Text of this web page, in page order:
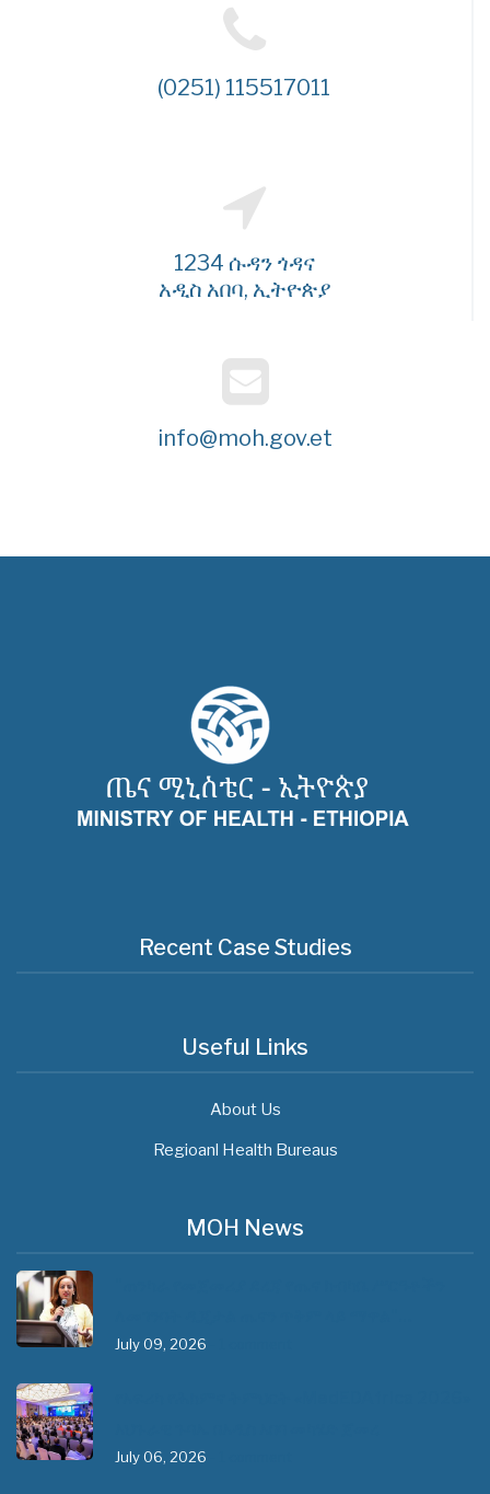
(0251) 115517011
1234 ሱዳን ጎዳና
አዲስ አበባ, ኢትዮጵያ
info@moh.gov.et
Recent Case Studies
Useful Links
About Us
Regioanl Health Bureaus
MOH News
July 09, 2026
July 06, 2026